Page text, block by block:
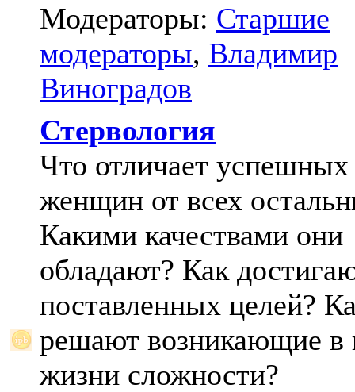
Модераторы: Старшие
модераторы, Владимир
Виноградов
Стервология
Что отличает успешных
женщин от всех
Какими качествами они
обладают? Как
поставленных целей?
решают возникающие в
жизни сложности?